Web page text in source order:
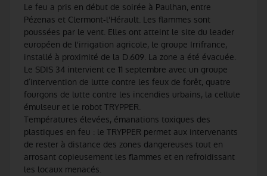
Le feu a pris en début de soirée à Paulhan, entre
Pézenas et Clermont-l'Hérault. Les flammes sont
poussées par le vent. Elles ont atteint le site du leader
européen de l'irrigation agricole, le groupe Irrifrance,
installé à proximité de la D.609. La zone a été évacuée.
Le SDIS 34 intervient ce 11 septembre avec un groupe
d’intervention de lutte contre les feux de forêt, quatre
fourgons de lutte contre les incendies urbains, la cellule
émulseur et le robot TRYPPER.
Températures élevées, émanations toxiques des
plastiques en feu : le TRYPPER permet aux intervenants
de rester à distance des zones dangereuses tout en
arrosant copieusement les flammes et en refroidissant
les locaux menacés.